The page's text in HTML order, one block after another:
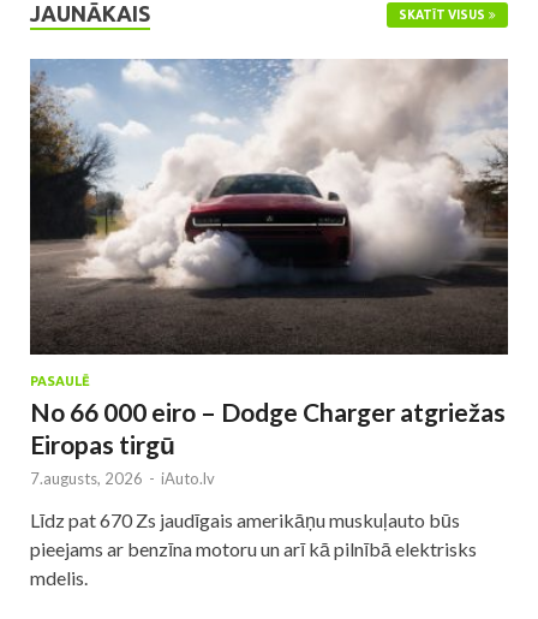
JAUNĀKAIS SKATĪT VISUS
PASAULĒ
No 66 000 eiro – Dodge Charger atgriežas
Eiropas tirgū
7.augusts, 2026 - iAuto.lv
Līdz pat 670 Zs jaudīgais amerikāņu muskuļauto būs
pieejams ar benzīna motoru un arī kā pilnībā elektrisks
mdelis.